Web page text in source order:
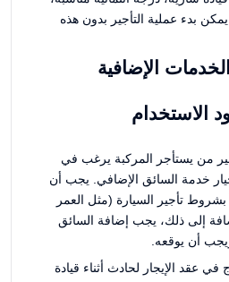
بدء عملية التأجير بدون هذه
الإضافية
الاستخدام
من يستأجر المركبة يرغب في
خدمة السائق الإضافي. يجب أن
تأجير السيارة (مثل العمر
إلى ذلك، يجب إضافة السائق
أن يوقعه.
عقد الإيجار لحادث أثناء قيادة